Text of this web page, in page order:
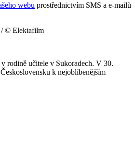
webu prostřednictvím SMS a e-mailů
/ © Elektafilm
rodině učitele v Sukoradech. V 30.
k nejoblíbenějším